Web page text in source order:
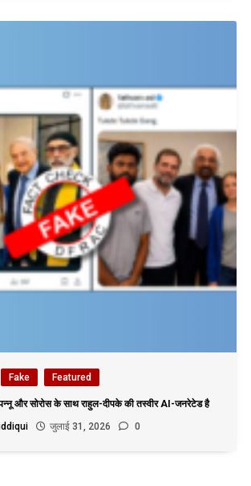
Fake Featured
और सोरोस के साथ राहुल-दीपके की तस्वीर AI-जनरेटेड है
जुलाई 31, 2026 0